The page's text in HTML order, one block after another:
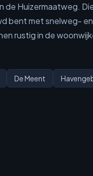
de Huizermaatweg.
bent met snelweg- en
rustig in de
De Meent